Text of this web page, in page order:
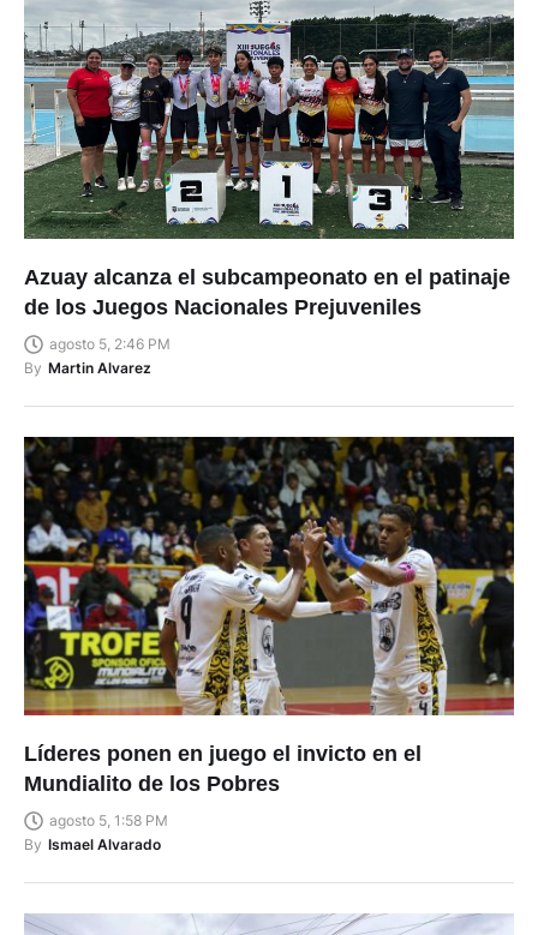
Azuay alcanza el subcampeonato en el patinaje
de los Juegos Nacionales Prejuveniles
agosto 5, 2:46 PM
By Martin Alvarez
Líderes ponen en juego el invicto en el
Mundialito de los Pobres
agosto 5, 1:58 PM
By Ismael Alvarado